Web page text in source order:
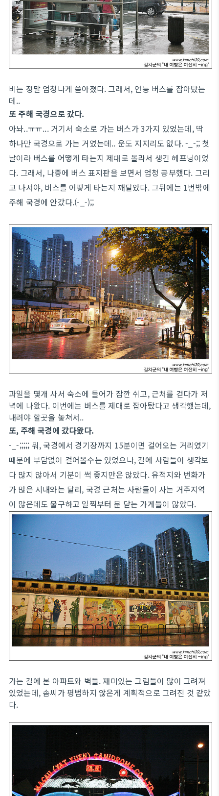
비는 정말 엄청나게 쏟아졌다. 그래서, 언능 버스를 잡아탔는
데..
또 주해 국경으로 갔다.
아놔..ㅠㅠ... 거기서 숙소로 가는 버스가 3가지 있었는데, 딱
하나만 국경으로 가는 거였는데.. 운도 지지리도 없다. -_-;; 첫
날이라 버스를 어떻게 타는지 제대로 몰라서 생긴 헤프닝이었
다. 그래서, 나중에 버스 표지판을 보면서 엄청 공부했다. 그리
고 나서야, 버스를 어떻게 타는지 깨달았다. 그뒤에는 1번밖에
주해 국경에 안갔다.(-_-);;
과일을 몇개 사서 숙소에 들어가 잠깐 쉬고, 근처를 걷다가 저
녁에 나왔다. 이번에는 버스를 제대로 잡아탔다고 생각했는데,
내려야 할곳을 놓쳐서..
또, 주해 국경에 갔다왔다.
-_-;;;;; 뭐, 국경에서 경기장까지 15분이면 걸어오는 거리였기
때문에 부담없이 걸어올수는 있었으나, 길에 사람들이 생각보
다 많지 않아서 기분이 썩 좋지만은 않았다. 유적지와 번화가
가 많은 시내와는 달리, 국경 근처는 사람들이 사는 거주지역
이 많은데도 불구하고 일찍부터 문 닫는 가게들이 많았다.
가는 길에 본 아파트와 벽들. 재미있는 그림들이 많이 그려져
있었는데, 솜씨가 평범하지 않은게 계획적으로 그려진 것 같았
다.